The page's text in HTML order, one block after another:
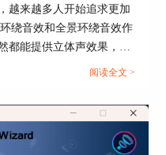
越来越多人开始追求更加
绕音效和全景环绕音效作
都能提供立体声效果，但
差异。本篇文章就将为大
阅读全文 >